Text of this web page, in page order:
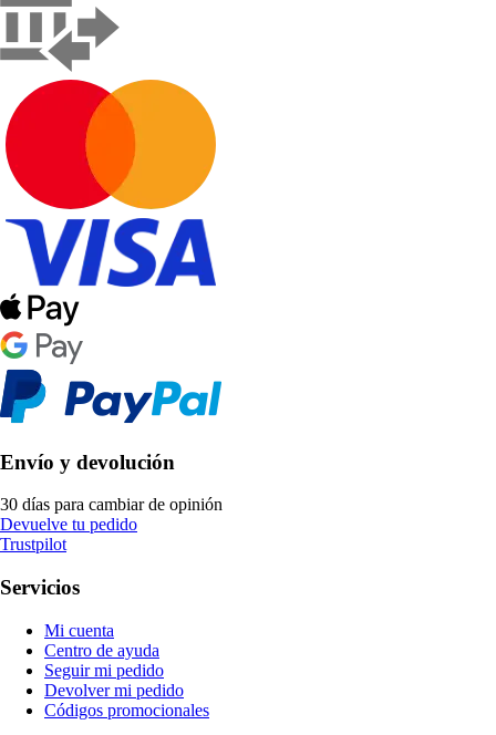
Envío y devolución
30 días para cambiar de opinión
Devuelve tu pedido
Trustpilot
Servicios
Mi cuenta
Centro de ayuda
Seguir mi pedido
Devolver mi pedido
Códigos promocionales